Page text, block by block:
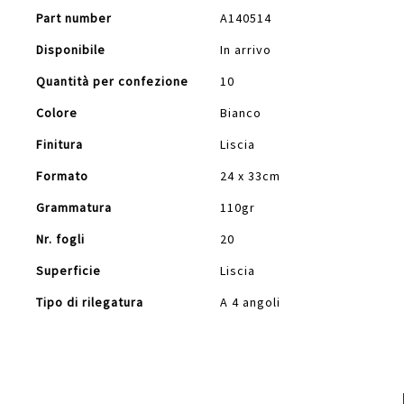
Part number
A140514
Disponibile
In arrivo
Quantità per confezione
10
Colore
Bianco
Finitura
Liscia
Formato
24 x 33cm
Grammatura
110gr
Nr. fogli
20
Superficie
Liscia
Tipo di rilegatura
A 4 angoli